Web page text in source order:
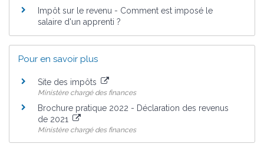
Impôt sur le revenu - Comment est imposé le
salaire d'un apprenti ?
Pour en savoir plus
Site des impôts
Ministère chargé des finances
Brochure pratique 2022 - Déclaration des revenus
de 2021
Ministère chargé des finances